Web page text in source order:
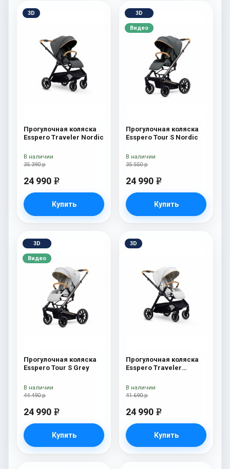
3D
Прогулочная коляска
Esspero Traveler Nordic
35 390 р
24 990 e
Купить
В наличии
3D
Видео
Прогулочная коляска
Esspero Tour S Nordic
35 550 р
24 990 e
Купить
В наличии
3D
Видео
Прогулочная коляска
Esspero Tour S Grey
44 490 р
24 990 e
Купить
В наличии
3D
Прогулочная коляска
Esspero Traveler
41 690 р
24 990 e
Купить
В наличии